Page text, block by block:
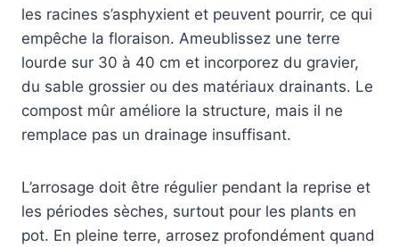
les racines s’asphyxient et peuvent pourrir, ce qui
empêche la floraison. Ameublissez une terre
lourde sur 30 à 40 cm et incorporez du gravier,
du sable grossier ou des matériaux drainants. Le
compost mûr améliore la structure, mais il ne
remplace pas un drainage insuffisant.
L’arrosage doit être régulier pendant la reprise et
les périodes sèches, surtout pour les plants en
pot. En pleine terre, arrosez profondément quand